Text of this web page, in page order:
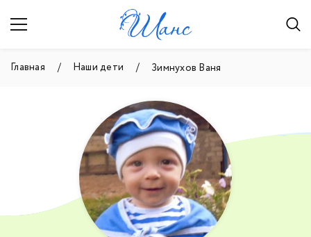
Главная Наши дети Зимнухов Ваня